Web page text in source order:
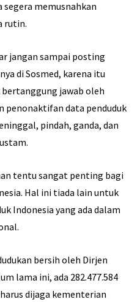
segera memusnahkan
rutin.
jangan sampai posting
di Sosmed, karena itu
jawab oleh
penonaktifan data penduduk
pindah, ganda, dan
tentu sangat penting bagi
Hal ini tiada lain untuk
Indonesia yang ada dalam
bersih oleh Dirjen
lama ini, ada 282.477.584
dijaga kementerian